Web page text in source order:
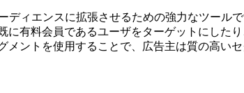
ィエンスに拡張させるための強力なツール
有料会員であるユーザをターゲットにした
ントを使用することで、広告主は質の高い